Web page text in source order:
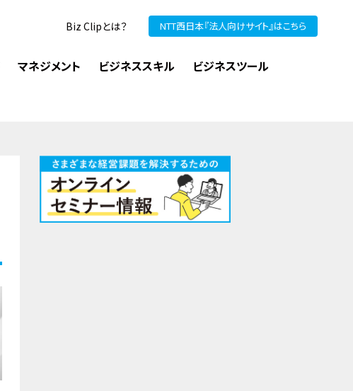
Biz Clipとは？ NTT西日本『法人向けサイト』はこちら
マネジメント ビジネススキル ビジネスツール